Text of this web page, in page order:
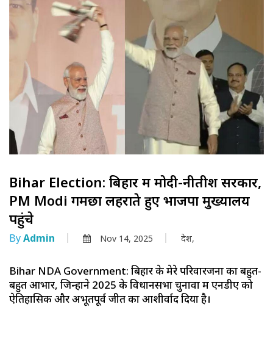
Bihar Election: बिहार में मोदी-नीतीश सरकार,
PM Modi गमछा लहराते हुए भाजपा मुख्यालय
पहुंचे
ByAdmin Nov 14, 2025 देश,
Bihar NDA Government: बिहार के मेरे परिवारजनों का बहुत-
बहुत आभार, जिन्होंने 2025 के विधानसभा चुनावों में एनडीए को
ऐतिहासिक और अभूतपूर्व जीत का आशीर्वाद दिया है।